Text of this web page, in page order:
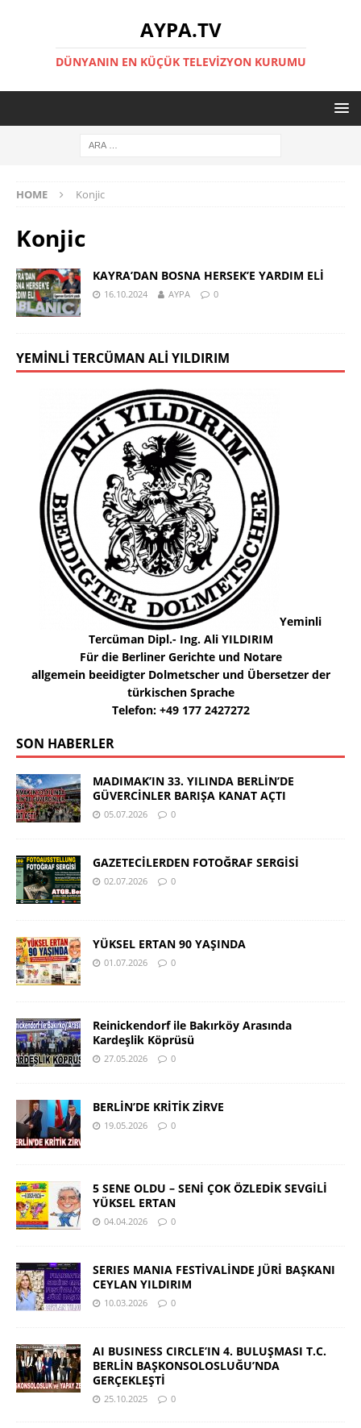
AYPA.TV
DÜNYANIN EN KÜÇÜK TELEVIZYON KURUMU
HOME Konjic
Konjic
KAYRA’DAN BOSNA HERSEK’E YARDIM ELİ
16.10.2024 AYPA 0
YEMINLI TERCÜMAN ALI YILDIRIM
Yeminli
Tercüman Dipl.- Ing. Ali YILDIRIM
Für die Berliner Gerichte und Notare
allgemein beeidigter Dolmetscher und Übersetzer der
türkischen Sprache
Telefon: +49 177 2427272
SON HABERLER
MADIMAK’IN 33. YILINDA BERLİN’DE
GÜVERCİNLER BARIŞA KANAT AÇTI
05.07.2026 0
GAZETECİLERDEN FOTOĞRAF SERGİSİ
02.07.2026 0
YÜKSEL ERTAN 90 YAŞINDA
01.07.2026 0
Reinickendorf ile Bakırköy Arasında
Kardeşlik Köprüsü
27.05.2026 0
BERLİN’DE KRİTİK ZİRVE
19.05.2026 0
5 SENE OLDU – SENİ ÇOK ÖZLEDİK SEVGİLİ
YÜKSEL ERTAN
04.04.2026 0
SERIES MANIA FESTİVALİNDE JÜRİ BAŞKANI
CEYLAN YILDIRIM
10.03.2026 0
AI BUSINESS CIRCLE’IN 4. BULUŞMASI T.C.
BERLİN BAŞKONSOLOSLUĞU’NDA
GERÇEKLEŞTİ
25.10.2025 0